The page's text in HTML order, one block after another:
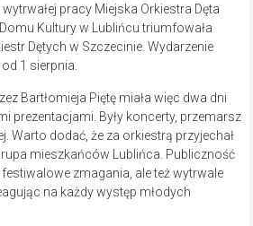
pracy Miejska Orkiestra Dęta
Kultury w Lublińcu triumfowała
Dętych w Szczecinie. Wydarzenie
1 sierpnia.
Bartłomieja Piętę miała więc dwa dni
prezentacjami. Były koncerty, przemarsz
Warto dodać, że za orkiestrą przyjechał
mieszkańców Lublińca. Publiczność
zmagania, ale też wytrwale
na każdy występ młodych